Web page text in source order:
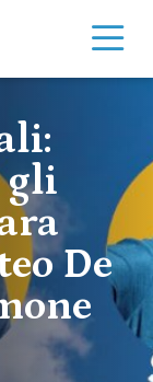
gli
De